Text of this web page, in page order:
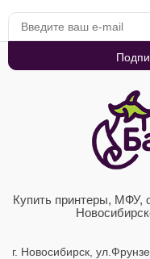
Купить принтеры, МФУ,
г. Новосибирск,